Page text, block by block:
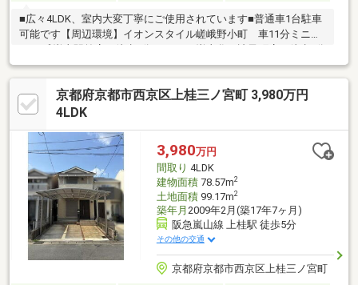
■広々4LDK、室内大変丁寧にご使用されています■普通車1台駐車
可能です【周辺環境】イオンスタイル嵯峨野小町 車11分ミニス
ドラッグひかり 嵯峨店 車9分京都嵐山郵便局 徒歩5分京都民医
連中央病院 車14分※現状有姿取引※建ぺい率、容積率超過※契約
不適合責任免責※天井収納有※増築未登記部有※キッチンIH使用
京都府京都市西京区上桂三ノ宮町 3,980万円
4LDK
3,980万円
間取り 4LDK
建物面積78.57m2
土地面積99.17m2
築年月 2009年2月(築17年7ヶ月)
阪急嵐山線 上桂駅 徒歩5分
その他の交通
京都府京都市西京区上桂三ノ宮町